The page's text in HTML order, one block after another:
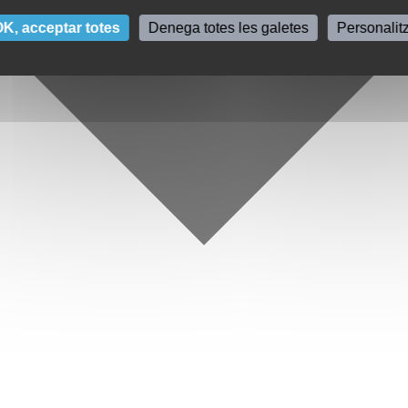
acceptar totes Denega totes les galetes